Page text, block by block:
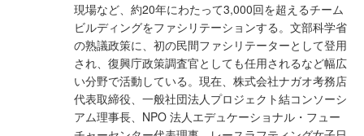
現場など、約20年にわたって3,000回を超えるチーム
ビルディングをファシリテーションする。文部科学省
の熟議政策に、初の民間ファシリテーターとして登用
され、復興庁政策調査官としても任用されるなど幅広
い分野で活動している。現在、株式会社ナガオ考務店
代表取締役、一般社団法人プロジェクト結コンソーシ
アム理事長、NPO 法人エデュケーショナル・フュー